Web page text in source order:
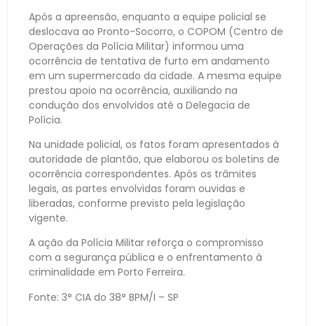
Após a apreensão, enquanto a equipe policial se
deslocava ao Pronto-Socorro, o COPOM (Centro de
Operações da Polícia Militar) informou uma
ocorrência de tentativa de furto em andamento
em um supermercado da cidade. A mesma equipe
prestou apoio na ocorrência, auxiliando na
condução dos envolvidos até a Delegacia de
Polícia.
Na unidade policial, os fatos foram apresentados à
autoridade de plantão, que elaborou os boletins de
ocorrência correspondentes. Após os trâmites
legais, as partes envolvidas foram ouvidas e
liberadas, conforme previsto pela legislação
vigente.
A ação da Polícia Militar reforça o compromisso
com a segurança pública e o enfrentamento à
criminalidade em Porto Ferreira.
Fonte: 3° CIA do 38° BPM/I – SP